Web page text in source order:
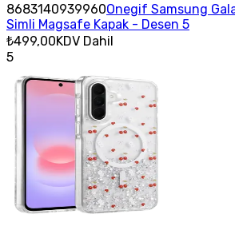
8683140939960Onegif Samsung
Simli Magsafe Kapak - Desen 5
₺499,00KDV Dahil
5